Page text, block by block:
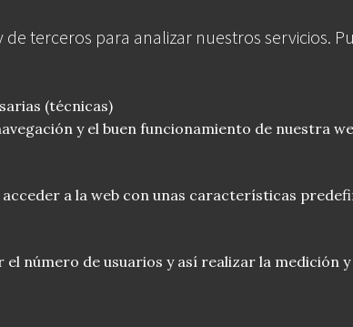
de terceros para analizar nuestros
(técnicas)
y el buen funcionamiento de nuestra
a la web con unas características
número de usuarios y así realizar la medición